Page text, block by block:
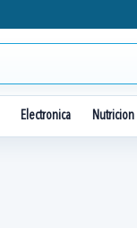
Electronica Nutricion